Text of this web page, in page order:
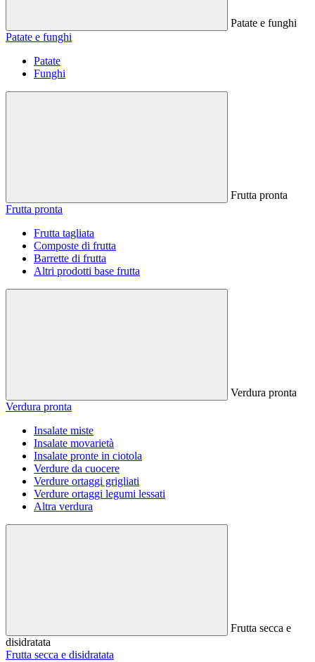
Patate e funghi
Patate e funghi
Patate
Funghi
Frutta pronta
Frutta pronta
Frutta tagliata
Composte di frutta
Barrette di frutta
Altri prodotti base frutta
Verdura pronta
Verdura pronta
Insalate miste
Insalate movarietà
Insalate pronte in ciotola
Verdure da cuocere
Verdure ortaggi grigliati
Verdure ortaggi legumi lessati
Altra verdura
Frutta secca e
disidratata
Frutta secca e disidratata